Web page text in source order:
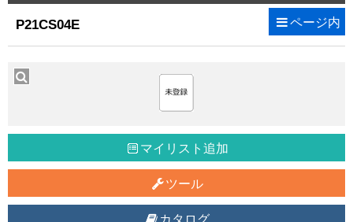
P21CS04E ページ内
マイリスト追加
ツール